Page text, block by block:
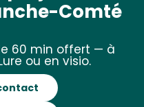
Comté
60 min offert — à
ou en visio.